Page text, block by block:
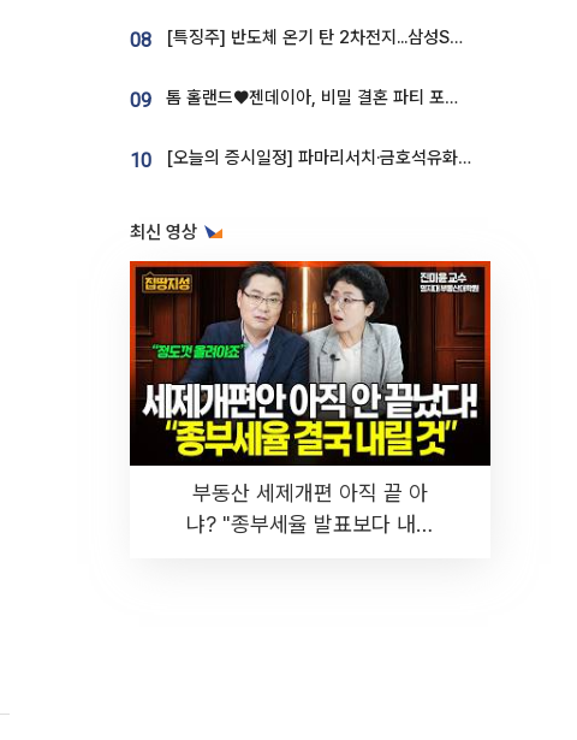
08 [특징주] 반도체 온기 탄 2차전지...삼성SDI, 장 초반 7% 넘게 껑충
09 톰 홀랜드♥젠데이아, 비밀 결혼 파티 포착⋯호텔 대관비만 9억
10 [오늘의 증시일정] 파마리서치·금호석유화학·코오롱인더·상상인증권 등
최신 영상
부동산 세제개편 아직 끝 아
냐? "종부세율 발표보다 내릴